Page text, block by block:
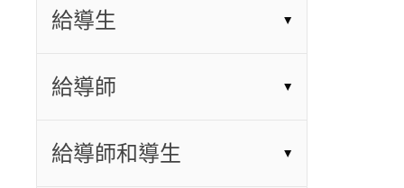
給導生
給導師
給導師和導生